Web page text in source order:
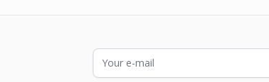
E-Mailadresse